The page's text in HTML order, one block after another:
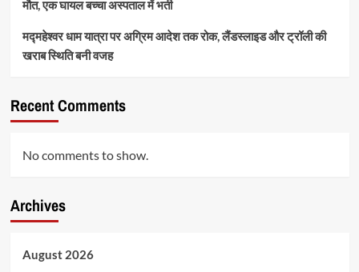
मौत, एक घायल बच्चा अस्पताल में भर्ती
मद्महेश्वर धाम यात्रा पर अग्रिम आदेश तक रोक, लैंडस्लाइड और ट्रॉली की
खराब स्थिति बनी वजह
Recent Comments
No comments to show.
Archives
August 2026